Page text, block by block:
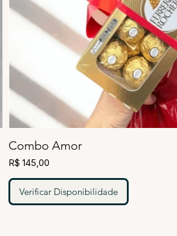
Combo Amor
R$ 145,00
Verificar Disponibilidade